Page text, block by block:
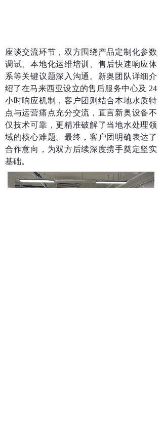
座谈交流环节，双方围绕产品定制化参数
调试、本地化运维培训、售后快速响应体
系等关键议题深入沟通。新奥团队详细介
绍了在马来西亚设立的售后服务中心及 24
小时响应机制，客户团则结合本地水质特
点与运营痛点充分交流，直言新奥设备不
仅技术可靠，更精准破解了当地水处理领
域的核心难题。最终，客户团明确表达了
合作意向，为双方后续深度携手奠定坚实
基础。